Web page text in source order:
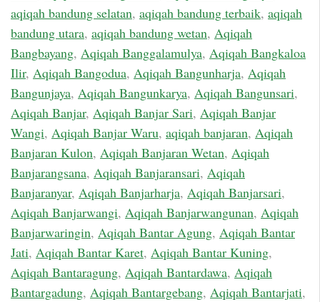
aqiqah bandung selatan, aqiqah bandung terbaik, aqiqah
bandung utara, aqiqah bandung wetan, Aqiqah
Bangbayang, Aqiqah Banggalamulya, Aqiqah Bangkaloa
Ilir, Aqiqah Bangodua, Aqiqah Bangunharja, Aqiqah
Bangunjaya, Aqiqah Bangunkarya, Aqiqah Bangunsari,
Aqiqah Banjar, Aqiqah Banjar Sari, Aqiqah Banjar
Wangi, Aqiqah Banjar Waru, aqiqah banjaran, Aqiqah
Banjaran Kulon, Aqiqah Banjaran Wetan, Aqiqah
Banjarangsana, Aqiqah Banjaransari, Aqiqah
Banjaranyar, Aqiqah Banjarharja, Aqiqah Banjarsari,
Aqiqah Banjarwangi, Aqiqah Banjarwangunan, Aqiqah
Banjarwaringin, Aqiqah Bantar Agung, Aqiqah Bantar
Jati, Aqiqah Bantar Karet, Aqiqah Bantar Kuning,
Aqiqah Bantaragung, Aqiqah Bantardawa, Aqiqah
Bantargadung, Aqiqah Bantargebang, Aqiqah Bantarjati,